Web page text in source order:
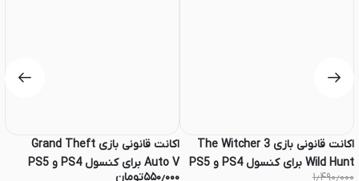
اکانت قانونی بازی The Witcher 3
Wild Hunt برای کنسول PS4 و PS5
۱٫۴۹۰٫۰۰۰
اکانت قانونی بازی Grand Theft
Auto V برای کنسول PS4 و PS5
۵۵۰٫۰۰۰تومان